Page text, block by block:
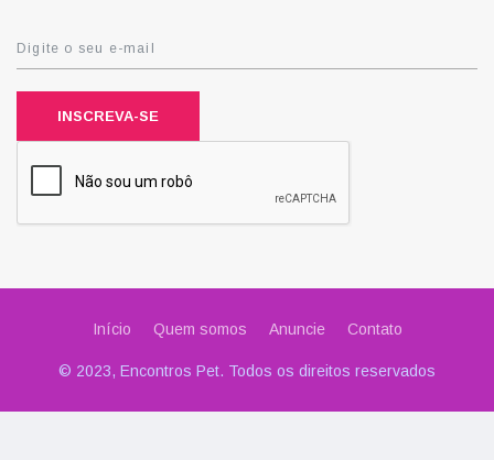
INSCREVA-SE
Início Quem somos Anuncie Contato
© 2023, Encontros Pet. Todos os direitos reservados